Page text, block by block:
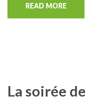
READ MORE
La soirée